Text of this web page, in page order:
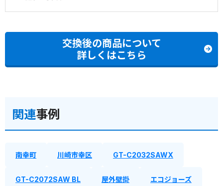
交換後の商品について
詳しくはこちら
関連事例
南幸町 川崎市幸区 GT-C2032SAWX
GT-C2072SAW BL 屋外壁掛 エコジョーズ